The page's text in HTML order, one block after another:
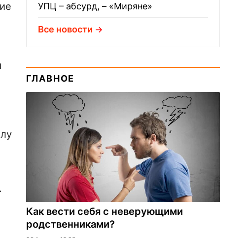
.
УПЦ – абсурд, – «Миряне»
Все новости
ГЛАВНОЕ
Как вести себя с неверующими
родственниками?